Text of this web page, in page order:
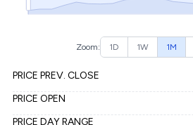
Zoom: 1D 1W 1M
PRICE PREV. CLOSE
PRICE OPEN
PRICE DAY RANGE